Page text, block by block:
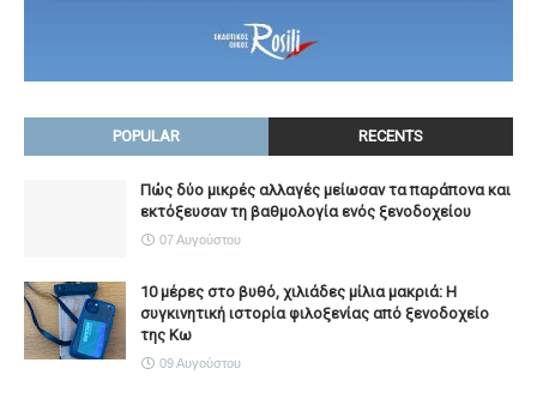
POPULAR RECENTS
Πώς δύο μικρές αλλαγές μείωσαν τα παράπονα και
εκτόξευσαν τη βαθμολογία ενός ξενοδοχείου
07 Αυγούστου
10 μέρες στο βυθό, χιλιάδες μίλια μακριά: Η
συγκινητική ιστορία φιλοξενίας από ξενοδοχείο
της Κω
09 Αυγούστου